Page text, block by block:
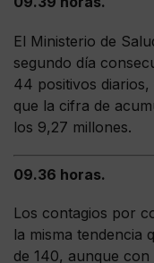
El Ministerio de
segundo día
44 positivos
que la cifra de
los 9,27 millones.
09.36 horas.
Los contagios por
la misma tendencia
de 140, aunque